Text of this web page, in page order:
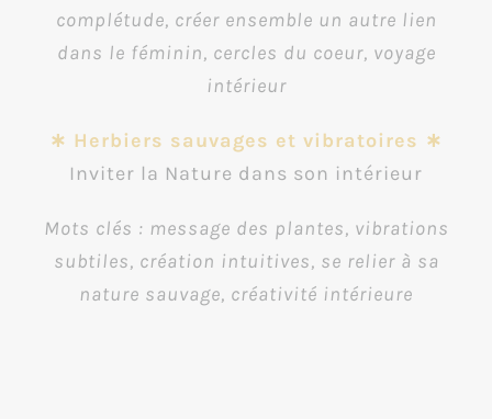
complétude, créer ensemble un autre lien
dans le féminin, cercles du coeur, voyage
intérieur
∗ Herbiers sauvages et vibratoires ∗
Inviter la Nature dans son intérieur
Mots clés : message des plantes, vibrations
subtiles, création intuitives, se relier à sa
nature sauvage, créativité intérieure